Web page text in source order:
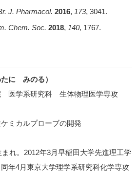
J. Pharmacol. 2016, 173, 3041.
Chem. Soc. 2018, 140, 1767.
に みのる）
医学系研究科 生体物理医学専攻
ミカルプローブの開発
れ。2012年3月早稲田大学先進理工学
年4月東京大学理学系研究科化学専攻